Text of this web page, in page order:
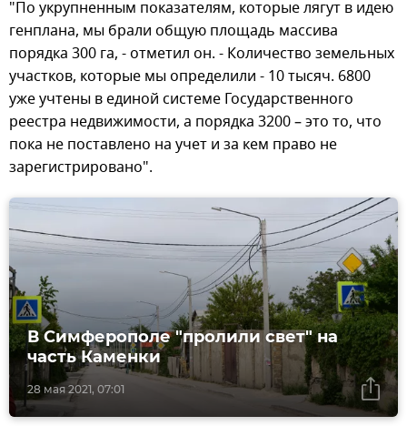
"По укрупненным показателям, которые лягут в идею
генплана, мы брали общую площадь массива
порядка 300 га, - отметил он. - Количество земельных
участков, которые мы определили - 10 тысяч. 6800
уже учтены в единой системе Государственного
реестра недвижимости, а порядка 3200 – это то, что
пока не поставлено на учет и за кем право не
зарегистрировано".
28 мая 2021, 07:01
В Симферополе "пролили свет" на
часть Каменки